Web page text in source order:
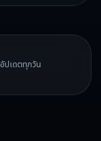
ปเดตทุกวัน